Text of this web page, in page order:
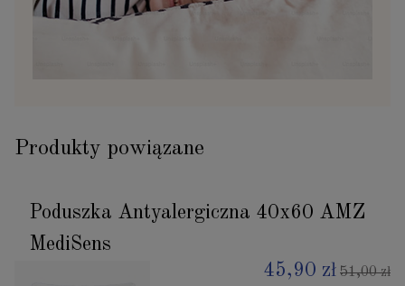
Produkty powiązane
Poduszka Antyalergiczna 40x60 AMZ
MediSens
45,90 zł 51,00 zł